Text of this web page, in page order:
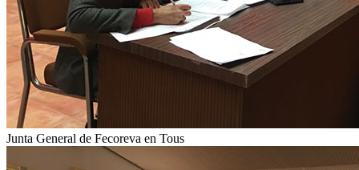
Junta General de Fecoreva en Tous